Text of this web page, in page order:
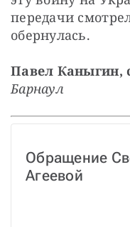
передачи
обернулась.
Павел Каныгин,
Барнаул
Обращение
Агеевой